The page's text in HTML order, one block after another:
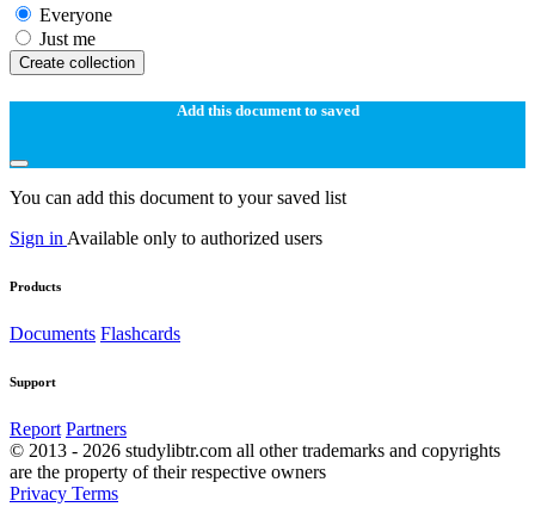
Everyone
Just me
Create collection
Add this document to saved
You can add this document to your saved list
Sign in Available only to authorized users
Products
Documents Flashcards
Support
Report Partners
© 2013 - 2026 studylibtr.com all other trademarks and copyrights
are the property of their respective owners
Privacy Terms